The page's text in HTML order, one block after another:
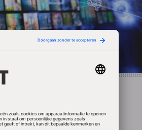
sectoren, voor